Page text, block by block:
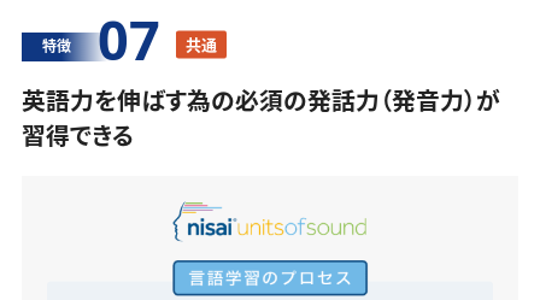
特徴 07 共通
英語力を伸ばす為の必須の発話力（発音力）が
習得できる